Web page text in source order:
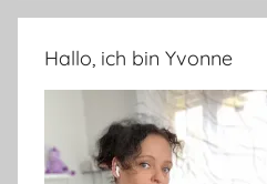
Hallo, ich bin Yvonne